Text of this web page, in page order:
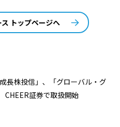
トップページへ
長株投信」、「グローバル・グ
証券で取扱開始